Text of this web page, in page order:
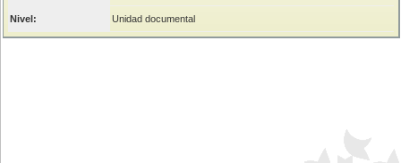
Nivel: Unidad documental